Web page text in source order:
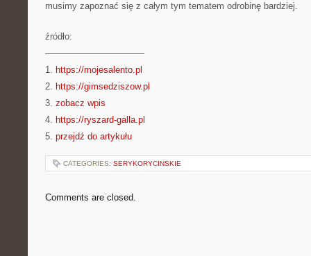
musimy zapoznać się z całym tym tematem odrobinę bardziej.
źródło:
———————————
1. https://mojesalento.pl
2. https://gimsedziszow.pl
3. zobacz wpis
4. https://ryszard-galla.pl
5. przejdź do artykułu
CATEGORIES: SERYKORYCINSKIE
Comments are closed.